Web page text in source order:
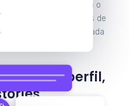
canais de contato com o
todas as conversas de
tempo conferindo cada
do perfil,